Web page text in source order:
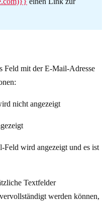
Feld mit der E-Mail-Adresse
nicht angezeigt
wird angezeigt und es ist
Textfelder
werden können,